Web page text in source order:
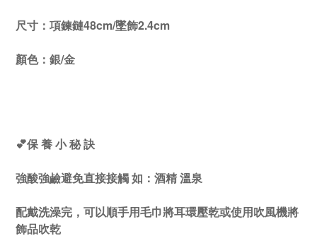
尺寸： 項鍊鏈48cm/墜飾2.4cm
顏色：銀/金
💕保 養 小 秘 訣
強酸強鹼避免直接接觸 如：酒精 溫泉
配戴洗澡完，可以順手用毛巾將耳環壓乾或使用吹風機將
飾品吹乾